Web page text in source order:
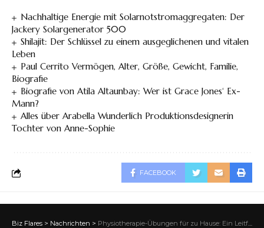
Nachhaltige Energie mit Solarnotstromaggregaten: Der
Jackery Solargenerator 500
Shilajit: Der Schlüssel zu einem ausgeglichenen und vitalen
Leben
Paul Cerrito Vermögen, Alter, Größe, Gewicht, Familie,
Biografie
Biografie von Atila Altaunbay: Wer ist Grace Jones‘ Ex-
Mann?
Alles über Arabella Wunderlich Produktionsdesignerin
Tochter von Anne-Sophie
FACEBOOK
Biz Flares > Nachrichten > Physiotherapie-Übungen für zu Hause: Ein Leitfaden für Einsteiger